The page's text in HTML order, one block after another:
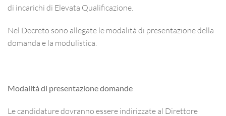
di incarichi di Elevata Qualificazione.
Nel Decreto sono allegate le modalità di presentazione della
domanda e la modulistica.
Modalità di presentazione domande
Le candidature dovranno essere indirizzate al Direttore